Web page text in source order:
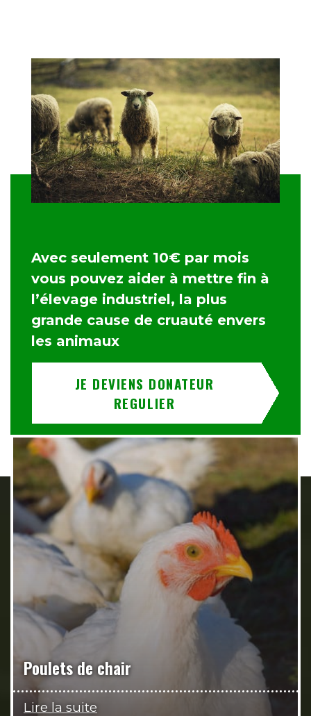
Avec seulement 10€ par mois
vous pouvez aider à mettre fin à
l’élevage industriel, la plus
grande cause de cruauté envers
les animaux
JE DEVIENS DONATEUR
REGULIER
Poulets de chair
Lire la suite